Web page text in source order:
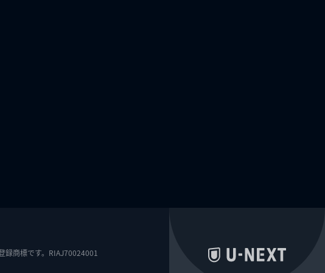
録商標です。RIAJ70024001